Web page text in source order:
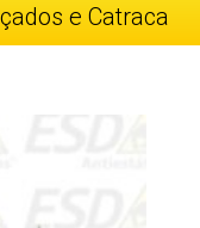
e Catraca